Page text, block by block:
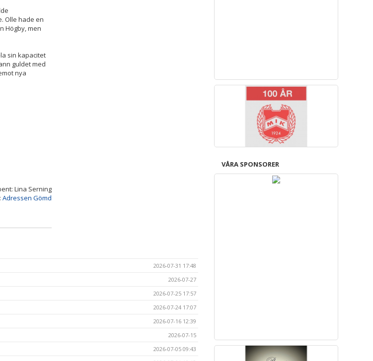
Olle hade en
Högby, men
sin kapacitet
guldet med
nya
Lina Serning
Adressen Gömd
2026-07-31 17:48
2026-07-27
2026-07-25 17:57
2026-07-24 17:07
2026-07-16 12:39
2026-07-15
2026-07-05 09:43
VÅRA SPONSORER